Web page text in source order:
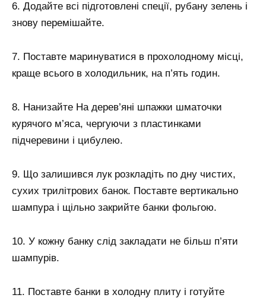
6. Додайте всі підготовлені спеції, рубану зелень і
знову перемішайте.
7. Поставте маринуватися в прохолодному місці,
краще всього в холодильник, на п’ять годин.
8. Нанизайте На дерев’яні шпажки шматочки
курячого м’яса, чергуючи з пластинками
підчеревини і цибулею.
9. Що залишився лук розкладіть по дну чистих,
сухих трилітрових банок. Поставте вертикально
шампура і щільно закрийте банки фольгою.
10. У кожну банку слід закладати не більш п’яти
шампурів.
11. Поставте банки в холодну плиту і готуйте